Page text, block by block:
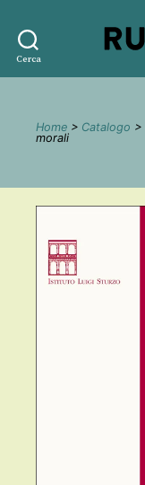
Cerca
Home > Catalogo >
morali